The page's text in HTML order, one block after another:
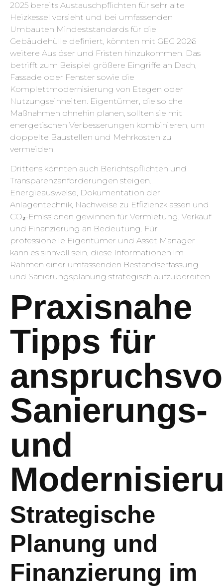
2025 bereits Austauschpflichten für sehr alte
Heizkessel vorsieht und bei umfassenden
Umbauten Mindeststandards für die
Gebäudehülle definiert, könnten mit GEG 2026
weitere Auslöser und Fristen hinzukommen. Das
betrifft zum Beispiel größere Eingriffe an Dach,
Fassade oder Fenster sowie die
Komplettmodernisierung von Etagen oder
Nutzungseinheiten. Eigentümer, die solche
Maßnahmen ohnehin planen, sollten sie mit
energetischen Verbesserungen kombinieren, um
doppelte Baustellen und Mehrkosten zu
vermeiden.
Drittens könnten auch Berichtspflichten und
Transparenzanforderungen steigen.
Energieausweise, Dokumentation der
Anlagentechnik, Nachweise zu Effizienzklassen und
CO₂-Emissionen gewinnen für Vermietung, Verkauf
und Finanzierung an Bedeutung. Für
professionelle Eigentümer und Asset Manager
kann es sinnvoll sein, diese Informationen im
Rahmen einer umfassenden Bestandserfassung
und Sanierungsplanung strategisch aufzubereiten.
Praxisnahe
Tipps für
Sanierungs-
und
Strategische
Planung und
Finanzierung im